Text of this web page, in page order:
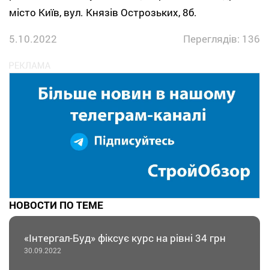
місто Київ, вул. Князів Острозьких, 8б.
5.10.2022
Переглядів: 136
НОВОСТИ ПО ТЕМЕ
«Інтергал-Буд» фіксує курс на рівні 34 грн
30.09.2022